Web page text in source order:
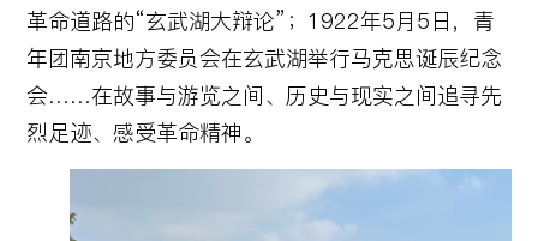
革命道路的“玄武湖大辩论”；1922年5月5日，青
年团南京地方委员会在玄武湖举行马克思诞辰纪念
会……在故事与游览之间、历史与现实之间追寻先
烈足迹、感受革命精神。